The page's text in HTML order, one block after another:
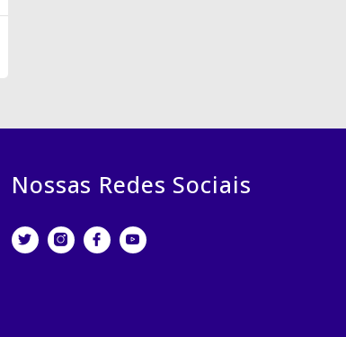
Nossas Redes Sociais